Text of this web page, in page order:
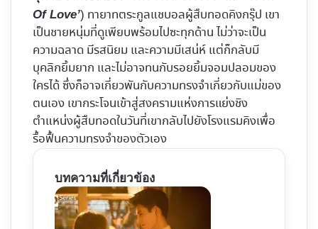
Of Love’) ทายาทตระกูลแชบอลผู้สืบทอดคิงกรุ๊ป เขา
เป็นชายหนุ่มที่ดูเพียบพร้อมไปซะทุกด้าน ไม่ว่าจะเป็น
ความฉลาด มีรสนิยม และความมีเสน่ห์ แต่ก็กลับมี
บุคลิกยิ้มยาก และไม่อาจทนกับรอยยิ้มจอมปลอมของ
ใครได้ ซึ่งก็อาจเกี่ยวพันกับความทรงจำเกี่ยวกับแม่ของ
ตนเอง เขากระโจนเข้าสู่สงครามแห่งการแย่งชิง
ตำแหน่งผู้สืบทอดในวันที่เขากลับไปยังโรงแรมคิงเพื่อ
รื้อฟื้นความทรงจำของตัวเอง
บทความที่เกี่ยวข้อง